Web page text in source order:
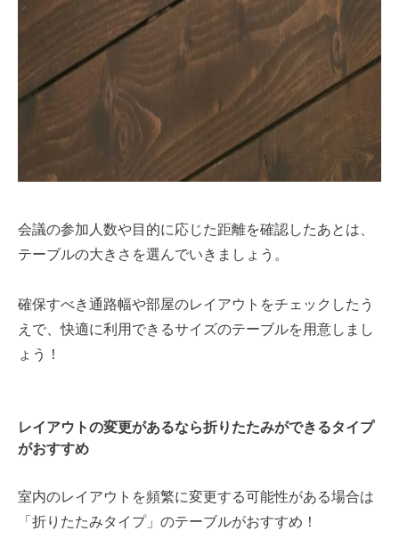
会議の参加人数や目的に応じた距離を確認したあとは、
テーブルの大きさを選んでいきましょう。
確保すべき通路幅や部屋のレイアウトをチェックしたう
えで、快適に利用できるサイズのテーブルを用意しまし
ょう！
レイアウトの変更があるなら折りたたみができるタイプ
がおすすめ
室内のレイアウトを頻繁に変更する可能性がある場合は
「折りたたみタイプ」のテーブルがおすすめ！